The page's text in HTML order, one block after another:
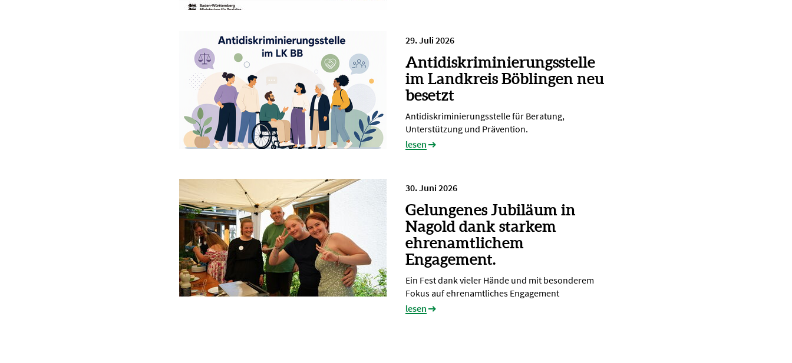
29. Juli 2026
Antidiskriminierungsstelle
im Landkreis Böblingen neu
besetzt
Antidiskriminierungsstelle für Beratung,
Unterstützung und Prävention.
lesen
30. Juni 2026
Gelungenes Jubiläum in
Nagold dank starkem
ehrenamtlichem
Engagement.
Ein Fest dank vieler Hände und mit besonderem
Fokus auf ehrenamtliches Engagement
lesen